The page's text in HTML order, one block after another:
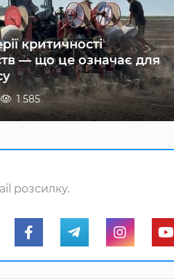
критичності
— що це означає для
1 585
розсилку.